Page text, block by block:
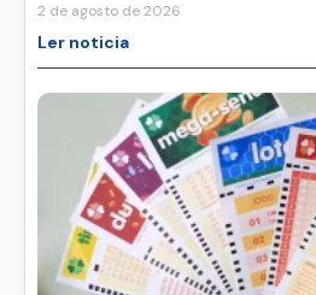
2 de agosto de 2026
Ler noticia